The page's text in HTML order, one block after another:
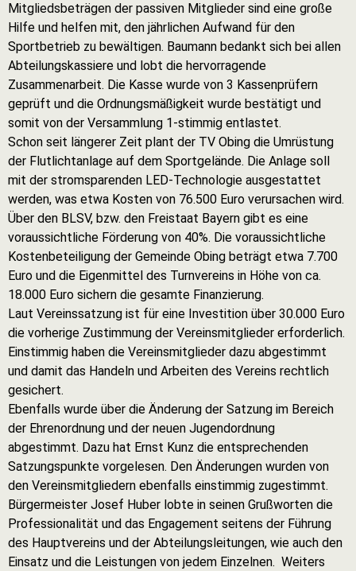
Mitgliedsbeträgen der passiven Mitglieder sind eine große
Hilfe und helfen mit, den jährlichen Aufwand für den
Sportbetrieb zu bewältigen. Baumann bedankt sich bei allen
Abteilungskassiere und lobt die hervorragende
Zusammenarbeit. Die Kasse wurde von 3 Kassenprüfern
geprüft und die Ordnungsmäßigkeit wurde bestätigt und
somit von der Versammlung 1-stimmig entlastet.
Schon seit längerer Zeit plant der TV Obing die Umrüstung
der Flutlichtanlage auf dem Sportgelände. Die Anlage soll
mit der stromsparenden LED-Technologie ausgestattet
werden, was etwa Kosten von 76.500 Euro verursachen wird.
Über den BLSV, bzw. den Freistaat Bayern gibt es eine
voraussichtliche Förderung von 40%. Die voraussichtliche
Kostenbeteiligung der Gemeinde Obing beträgt etwa 7.700
Euro und die Eigenmittel des Turnvereins in Höhe von ca.
18.000 Euro sichern die gesamte Finanzierung.
Laut Vereinssatzung ist für eine Investition über 30.000 Euro
die vorherige Zustimmung der Vereinsmitglieder erforderlich.
Einstimmig haben die Vereinsmitglieder dazu abgestimmt
und damit das Handeln und Arbeiten des Vereins rechtlich
gesichert.
Ebenfalls wurde über die Änderung der Satzung im Bereich
der Ehrenordnung und der neuen Jugendordnung
abgestimmt. Dazu hat Ernst Kunz die entsprechenden
Satzungspunkte vorgelesen. Den Änderungen wurden von
den Vereinsmitgliedern ebenfalls einstimmig zugestimmt.
Bürgermeister Josef Huber lobte in seinen Grußworten die
Professionalität und das Engagement seitens der Führung
des Hauptvereins und der Abteilungsleitungen, wie auch den
Einsatz und die Leistungen von jedem Einzelnen. Weiters